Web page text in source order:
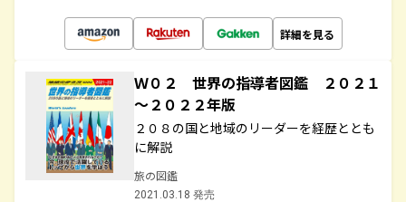
詳細を見る
Ｗ０２ 世界の指導者図鑑 ２０２１
～２０２２年版
２０８の国と地域のリーダーを経歴ととも
に解説
旅の図鑑
2021.03.18 発売